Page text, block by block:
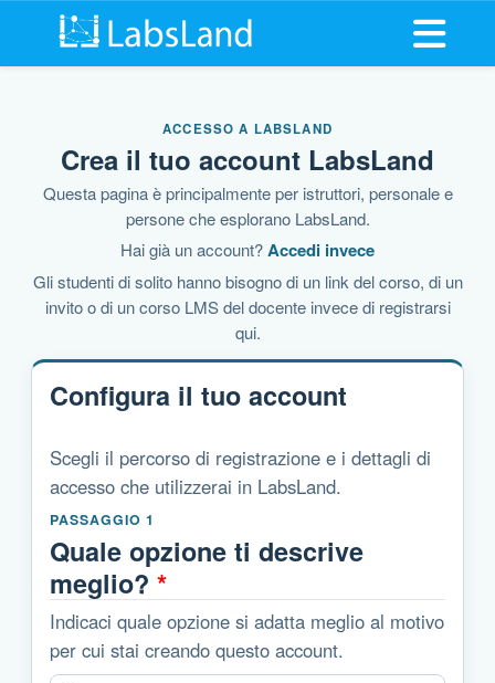
Apri il
ACCESSO A LABSLAND
Crea il tuo account LabsLand
Questa pagina è principalmente per istruttori, personale e
persone che esplorano LabsLand.
Hai già un account?Accedi invece
Gli studenti di solito hanno bisogno di un link del corso, di un
invito o di un corso LMS del docente invece di registrarsi
qui.
Configura il tuo account
Scegli il percorso di registrazione e i dettagli di
accesso che utilizzerai in LabsLand.
PASSAGGIO 1
Quale opzione ti descrive
meglio? *
Indicaci quale opzione si adatta meglio al motivo
per cui stai creando questo account.